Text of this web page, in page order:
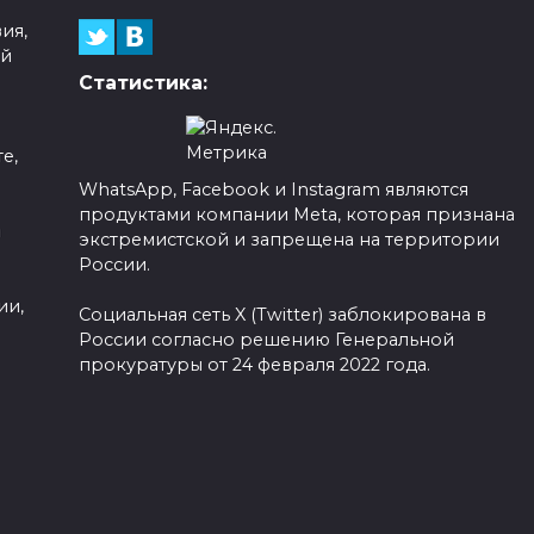
Статистика:
WhatsApp, Facebook и Instagram являются
продуктами компании Meta, которая признана
экстремистской и запрещена на территории
России.
Социальная сеть X (Twitter) заблокирована в
России согласно решению Генеральной
прокуратуры от 24 февраля 2022 года.